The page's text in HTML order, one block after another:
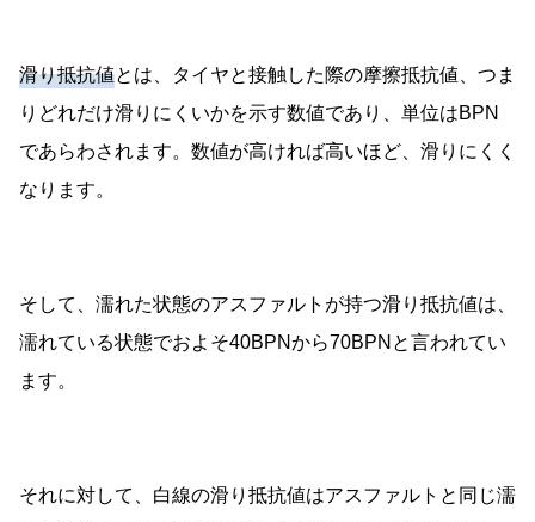
滑り抵抗値とは、タイヤと接触した際の摩擦抵抗値、つま
りどれだけ滑りにくいかを示す数値であり、単位はBPN
であらわされます。数値が高ければ高いほど、滑りにくく
なります。
そして、濡れた状態のアスファルトが持つ滑り抵抗値は、
濡れている状態でおよそ40BPNから70BPNと言われてい
ます。
それに対して、白線の滑り抵抗値はアスファルトと同じ濡